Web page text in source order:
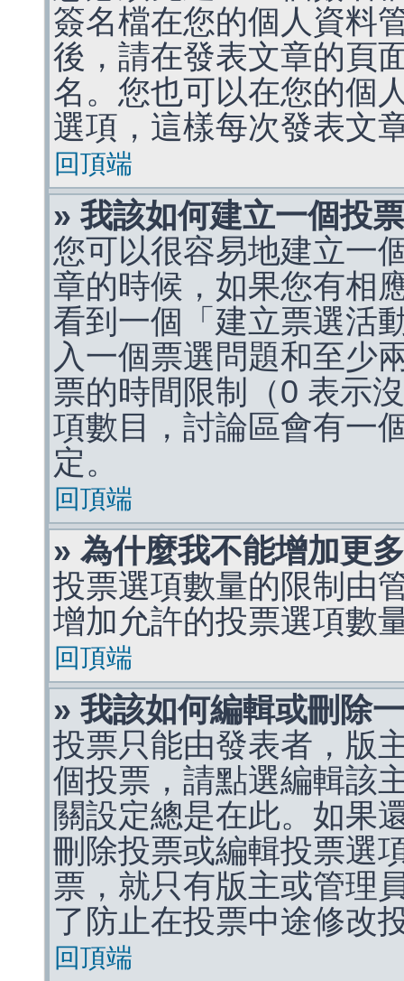
簽名檔在您的個人資料
後，請在發表文章的頁
名。您也可以在您的個
選項，這樣每次發表文
回頂端
» 我該如何建立一個投
您可以很容易地建立一
章的時候，如果您有相
看到一個「建立票選活
入一個票選問題和至少
票的時間限制（0 表示
項數目，討論區會有一
定。
回頂端
» 為什麼我不能增加更
投票選項數量的限制由
增加允許的投票選項數
回頂端
» 我該如何編輯或刪除
投票只能由發表者，版
個投票，請點選編輯該
關設定總是在此。如果
刪除投票或編輯投票選
票，就只有版主或管理
了防止在投票中途修改
回頂端